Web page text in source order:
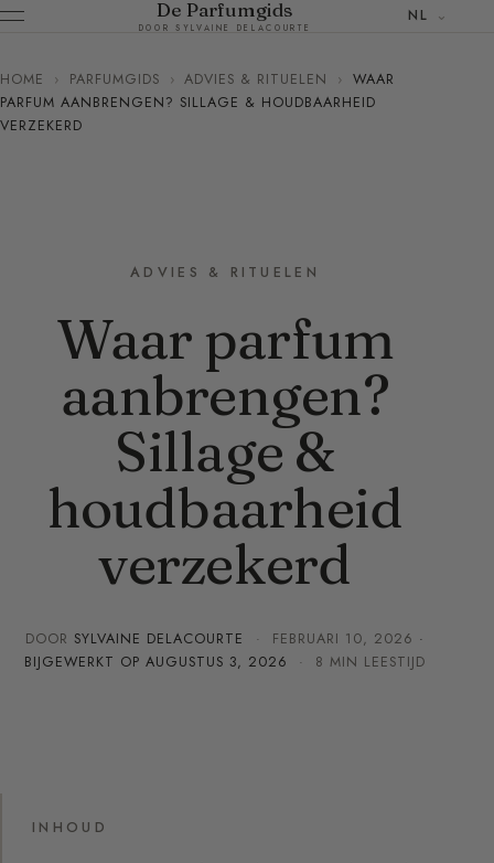
De Parfumgids
DOOR SYLVAINE DELACOURTE
NL
HOME › PARFUMGIDS › ADVIES & RITUELEN › WAAR
PARFUM AANBRENGEN? SILLAGE & HOUDBAARHEID
VERZEKERD
ADVIES & RITUELEN
Waar parfum
aanbrengen?
Sillage &
houdbaarheid
verzekerd
DOOR SYLVAINE DELACOURTE · FEBRUARI 10, 2026 ·
BIJGEWERKT OP AUGUSTUS 3, 2026 · 8 MIN LEESTIJD
INHOUD